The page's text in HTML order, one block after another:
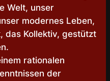
Welt, unser
modernes Leben,
das Kollektiv, gestützt
rationalen
der